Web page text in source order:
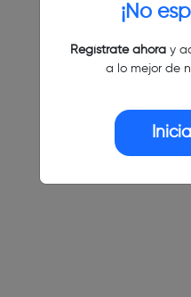
¡No
Regístrate ahoray
a lo mejor de